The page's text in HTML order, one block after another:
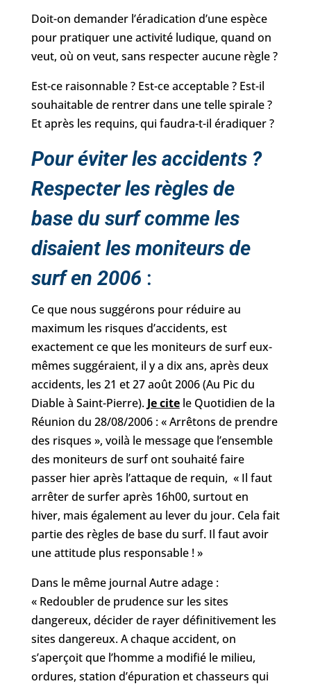
Doit-on demander l’éradication d’une espèce
pour pratiquer une activité ludique, quand on
veut, où on veut, sans respecter aucune règle ?
Est-ce raisonnable ? Est-ce acceptable ? Est-il
souhaitable de rentrer dans une telle spirale ?
Et après les requins, qui faudra-t-il éradiquer ?
Pour éviter les accidents ?
Respecter les règles de
base du surf comme les
disaient les moniteurs de
surf en 2006 :
Ce que nous suggérons pour réduire au
maximum les risques d’accidents, est
exactement ce que les moniteurs de surf eux-
mêmes suggéraient, il y a dix ans, après deux
accidents, les 21 et 27 août 2006 (Au Pic du
Diable à Saint-Pierre). Je citele Quotidien de la
Réunion du 28/08/2006 : « Arrêtons de prendre
des risques », voilà le message que l’ensemble
des moniteurs de surf ont souhaité faire
passer hier après l’attaque de requin, « Il faut
arrêter de surfer après 16h00, surtout en
hiver, mais également au lever du jour. Cela fait
partie des règles de base du surf. Il faut avoir
une attitude plus responsable ! »
Dans le même journal Autre adage :
« Redoubler de prudence sur les sites
dangereux, décider de rayer définitivement les
sites dangereux. A chaque accident, on
s’aperçoit que l’homme a modifié le milieu,
ordures, station d’épuration et chasseurs qui